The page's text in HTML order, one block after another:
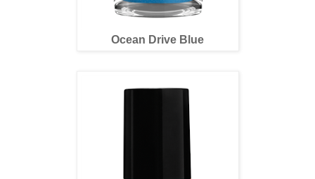
Ocean Drive Blue